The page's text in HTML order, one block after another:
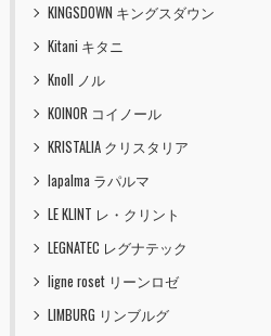
KINGSDOWN キングスダウン
Kitani キタニ
Knoll ノル
KOINOR コイノール
KRISTALIA クリスタリア
lapalma ラパルマ
LE KLINT レ・クリント
LEGNATEC レグナテック
ligne roset リーンロゼ
LIMBURG リンブルグ